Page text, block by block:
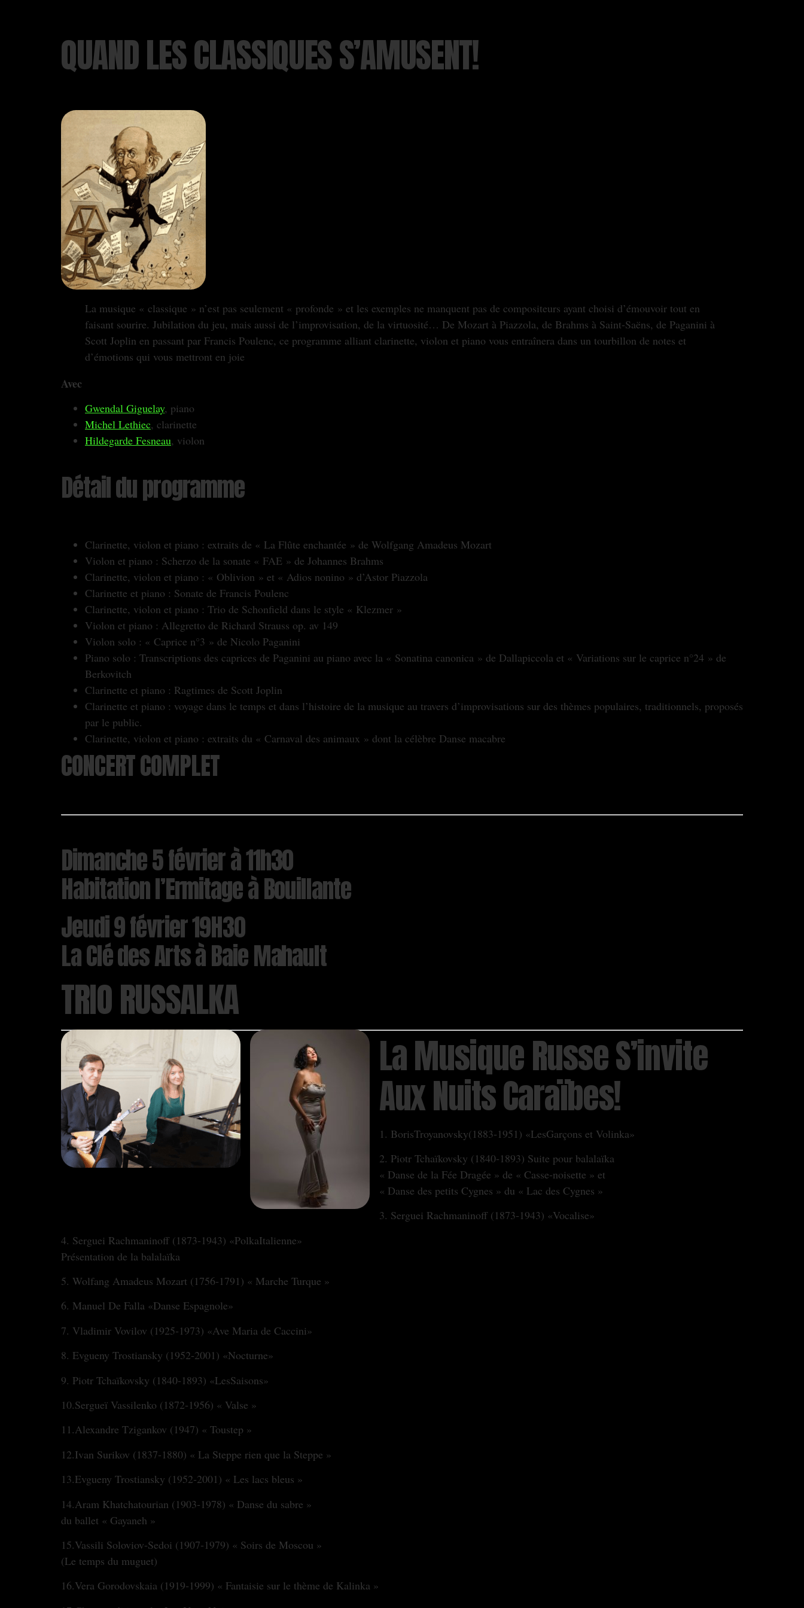
QUAND LES CLASSIQUES S’AMUSENT!
faisant sourire. Jubilation du jeu, mais aussi de l’improvisation, de la virtuosité… De Mozart à Piazzola, de Brahms à Saint-Saëns, de Paganini à
Scott Joplin en passant par Francis Poulenc, ce programme alliant clarinette, violon et piano vous entraînera dans un tourbillon de notes et
d’émotions qui vous mettront en joie
Avec
Gwendal Giguelay, piano
Michel Lethiec, clarinette
Hildegarde Fesneau, violon
Détail du programme
Clarinette, violon et piano : extraits de « La Flûte enchantée » de Wolfgang Amadeus Mozart
‏Violon et piano : Scherzo de la sonate « FAE » de Johannes Brahms
‏Clarinette, violon et piano : « Oblivion » et « Adios nonino » d’Astor Piazzola
‏Clarinette et piano : Sonate de Francis Poulenc
‏Clarinette, violon et piano : Trio de Schonfield dans le style « Klezmer »
‏Violon et piano : Allegretto de Richard Strauss op. av 149
‏Violon solo : « Caprice n°3 » de Nicolo Paganini
Berkovitch
‏Clarinette et piano : Ragtimes de Scott Joplin
par le public.
‏Clarinette, violon et piano : extraits du « Carnaval des animaux » dont la célèbre Danse macabre
CONCERT COMPLET
Dimanche 5 février à 11h30
Habitation l’Ermitage à Bouillante
Jeudi 9 février 19H30
La Clé des Arts à Baie Mahault
TRIO RUSSALKA
La Musique Russe S’invite
Aux Nuits Caraïbes!
1. BorisTroyanovsky(1883‐1951) «LesGarçons et Volinka»
2. Piotr Tchaïkovsky (1840‐1893) Suite pour balalaïka
« Danse de la Fée Dragée » de « Casse‐noisette » et
« Danse des petits Cygnes » du « Lac des Cygnes »
3. Serguei Rachmaninoff (1873‐1943) «Vocalise»
4. Serguei Rachmaninoff (1873‐1943) «PolkaItalienne»
Présentation de la balalaïka
5. Wolfang Amadeus Mozart (1756‐1791) « Marche Turque »
6. Manuel De Falla «Danse Espagnole»
7. Vladimir Vovilov (1925‐1973) «Ave Maria de Caccini»
8. Evgueny Trostiansky (1952‐2001) «Nocturne»
9. Piotr Tchaïkovsky (1840‐1893) «LesSaisons»
10.Sergueï Vassilenko (1872‐1956) « Valse »
11.Alexandre Tzigankov (1947) « Toustep »
12.Ivan Surikov (1837‐1880) « La Steppe rien que la Steppe »
13.Evgueny Trostiansky (1952‐2001) « Les lacs bleus »
14.Aram Khatchatourian (1903‐1978) « Danse du sabre »
du ballet « Gayaneh »
15.Vassili Soloviov‐Sedoi (1907‐1979) « Soirs de Moscou »
(Le temps du muguet)
16.Vera Gorodovskaia (1919‐1999) « Fantaisie sur le thème de Kalinka »